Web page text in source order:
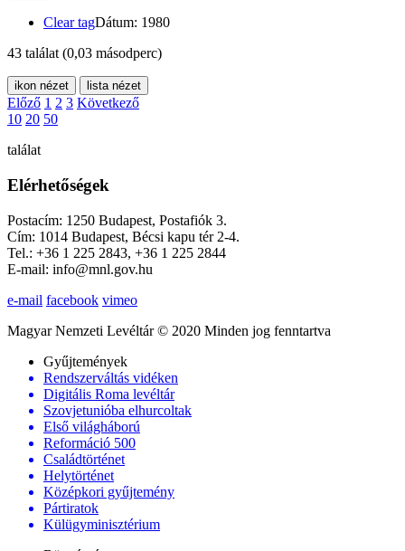
Clear tagDátum: 1980
43 találat (0,03 másodperc)
ikon nézet lista nézet
Előző 1 2 3 Következő
10 20 50
találat
Elérhetőségek
Postacím: 1250 Budapest, Postafiók 3.
Cím: 1014 Budapest, Bécsi kapu tér 2-4.
Tel.: +36 1 225 2843, +36 1 225 2844
E-mail: info@mnl.gov.hu
e-mail facebook vimeo
Magyar Nemzeti Levéltár © 2020 Minden jog fenntartva
Gyűjtemények
Rendszerváltás vidéken
Digitális Roma levéltár
Szovjetunióba elhurcoltak
Első világháború
Reformáció 500
Családtörténet
Helytörténet
Középkori gyűjtemény
Pártiratok
Külügyminisztérium